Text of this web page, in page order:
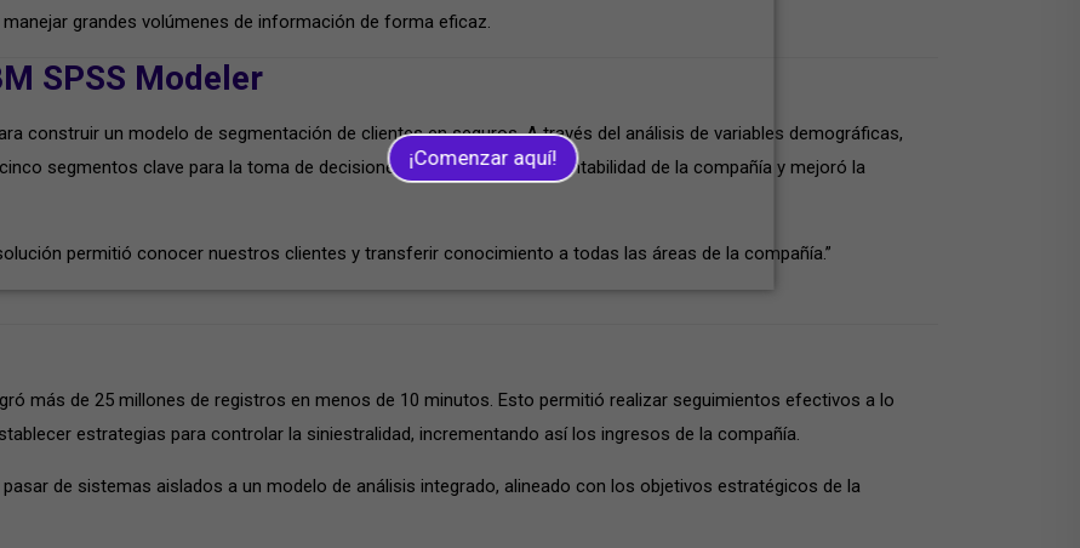
¡Comenzar aquí!
grandes volúmenes de información de forma eficaz.
SPSS Modeler
construir un modelo de segmentación de clientes en seguros. A través del análisis de variables demográficas,
segmentos clave para la toma de decisiones. Esto fortaleció la rentabilidad de la compañía y mejoró la
permitió conocer nuestros clientes y transferir conocimiento a todas las áreas de la compañía.”
más de 25 millones de registros en menos de 10 minutos. Esto permitió realizar seguimientos efectivos a lo
estrategias para controlar la siniestralidad, incrementando así los ingresos de la compañía.
de sistemas aislados a un modelo de análisis integrado, alineado con los objetivos estratégicos de la